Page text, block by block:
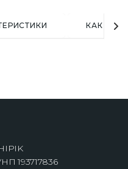
КАК
193717836